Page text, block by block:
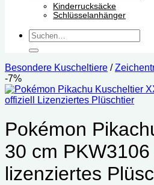
Kinderrucksäcke
Schlüsselanhänger
Suchen
nach:
Besondere Kuscheltiere /
-7%
Pokémon
30 cm
lizenziertes